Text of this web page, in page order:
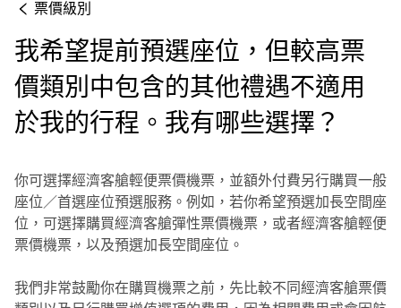
票價級別
我希望提前預選座位，但較高票
價類別中包含的其他禮遇不適用
於我的行程。我有哪些選擇？
你可選擇經濟客艙輕便票價機票，並額外付費另行購買一般
座位／首選座位預選服務。例如，若你希望預選加長空間座
位，可選擇購買經濟客艙彈性票價機票，或者經濟客艙輕便
票價機票，以及預選加長空間座位。
我們非常鼓勵你在購買機票之前，先比較不同經濟客艙票價